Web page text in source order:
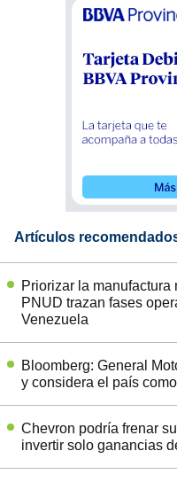
Artículos
Priorizar la
PNUD trazan fases
Venezuela
Bloomberg: General
y considera el país
Chevron podría frenar
invertir solo ganancias